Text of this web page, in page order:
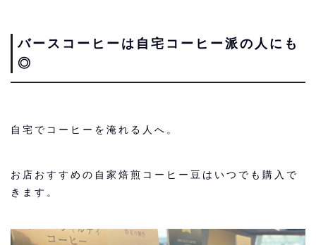
バースコーヒーは自宅コーヒー派の人にも
◎
自宅でコーヒーを淹れる人へ。
お店おすすめの自家焙煎コーヒー豆はいつでも購入で
きます。